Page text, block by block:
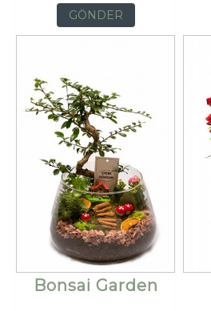
GÖNDER
Bonsai Garden